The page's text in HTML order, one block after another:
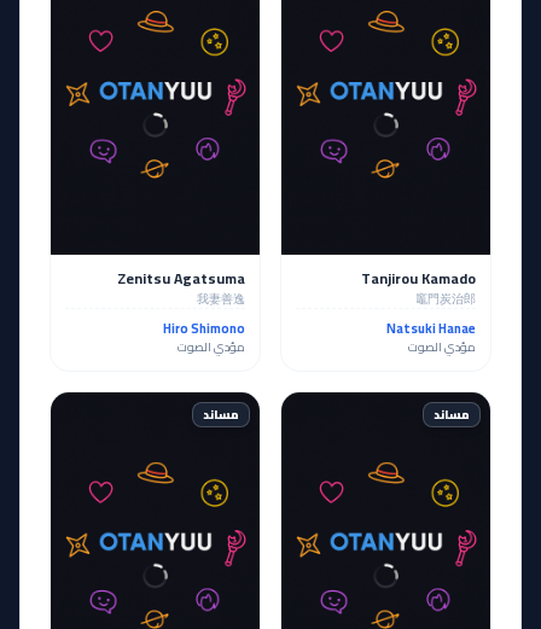
Tanjirou Kamado
竈門炭治郎
Natsuki Hanae
مؤدي الصوت
Zenitsu Agatsuma
我妻善逸
Hiro Shimono
مؤدي الصوت
مساند مساند